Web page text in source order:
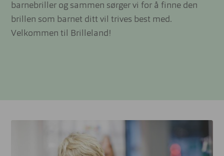
barnebriller og sammen sørger vi for å finne den
brillen som barnet ditt vil trives best med.
Velkommen til Brilleland!